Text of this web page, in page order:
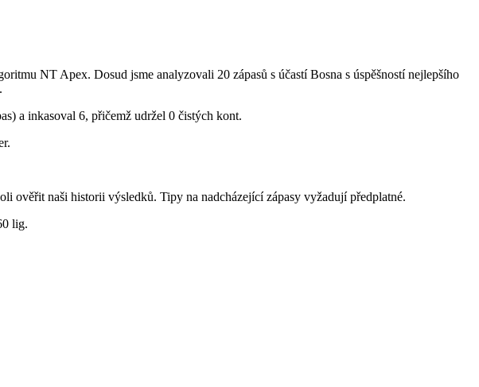
NT Apex. Dosud jsme analyzovali 20 zápasů s účastí Bosna s úspěšností nejlepšího
.
a inkasoval 6, přičemž udržel 0 čistých kont.
.
naši historii výsledků. Tipy na nadcházející zápasy vyžadují předplatné.
lig.